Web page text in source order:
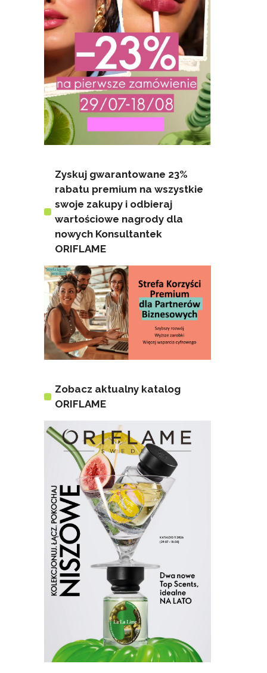
Zyskuj gwarantowane 23%
rabatu premium na wszystkie
swoje zakupy i odbieraj
wartościowe nagrody dla
nowych Konsultantek
ORIFLAME
Zobacz aktualny katalog
ORIFLAME